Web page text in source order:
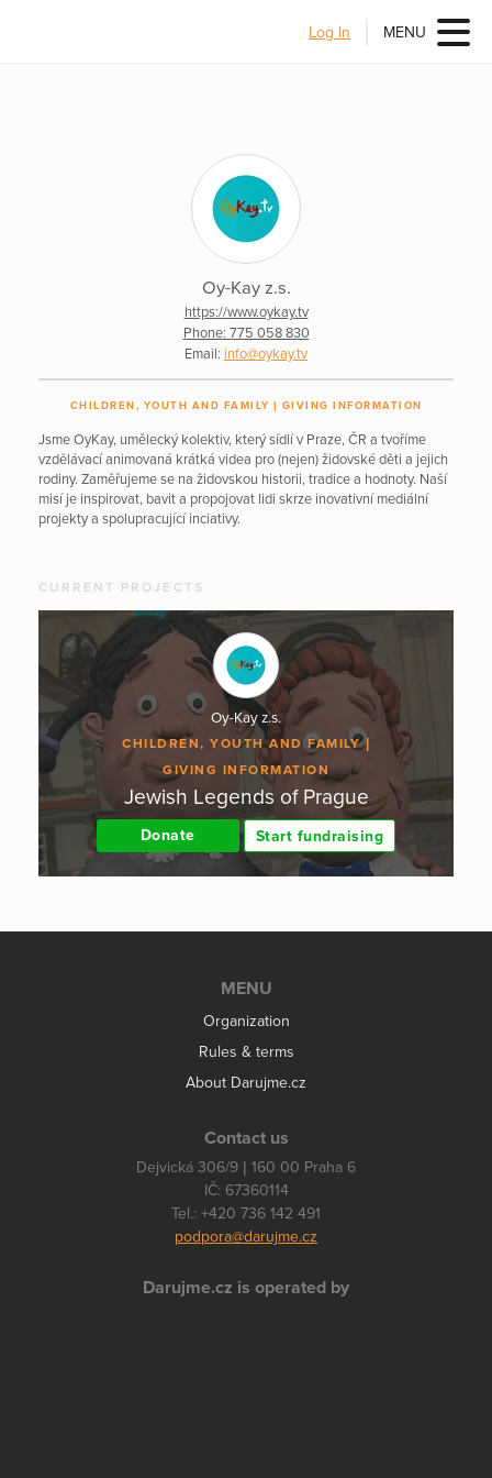
Log In MENU
Oy-Kay z.s.
https://www.oykay.tv
Phone: 775 058 830
Email: info@oykay.tv
CHILDREN, YOUTH AND FAMILY GIVING INFORMATION
Jsme OyKay, umělecký kolektiv, který sídlí v Praze, ČR a tvoříme
vzdělávací animovaná krátká videa pro (nejen) židovské děti a jejich
rodiny. Zaměřujeme se na židovskou historii, tradice a hodnoty. Naší
misí je inspirovat, bavit a propojovat lidi skrze inovativní mediální
projekty a spolupracující inciativy.
CURRENT PROJECTS
Oy-Kay z.s.
CHILDREN, YOUTH AND FAMILY
GIVING INFORMATION
Jewish Legends of Prague
Donate Start fundraising
MENU
Organization
Rules & terms
About Darujme.cz
Contact us
Dejvická 306/9 | 160 00 Praha 6
IČ: 67360114
Tel.: +420 736 142 491
podpora@darujme.cz
Darujme.cz is operated by